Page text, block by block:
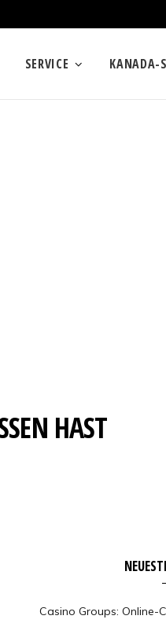
SERVICE KANADA-
HAST
Casino Groups: Online-